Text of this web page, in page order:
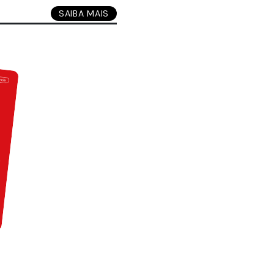
SAIBA MAIS